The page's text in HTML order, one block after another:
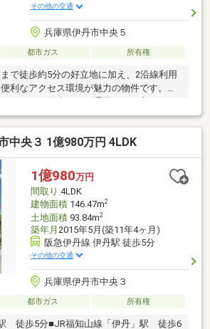
その他の交通
兵庫県伊丹市中央５
都市ガス 所有権
で徒歩約5分の好立地に加え、2沿線利用
利なアクセス環境が魅力の物件です。本
コンビニなど生活に欠かせない施設が充
い物にも便利な環境です。間取りは3LDK
を備えており、1階部分にLDKがあるた
る際にも安心の間取りです。立地・住環
が取れた、オススメの一邸です。お気軽に
。※告知事項有り
中央３ 1億980万円 4LDK
1億980万円
間取り 4LDK
建物面積146.47m2
土地面積93.84m2
築年月 2015年5月(築11年4ヶ月)
阪急伊丹線 伊丹駅 徒歩5分
その他の交通
兵庫県伊丹市中央３
都市ガス 所有権
徒歩5分■JR福知山線「伊丹」駅 徒歩6